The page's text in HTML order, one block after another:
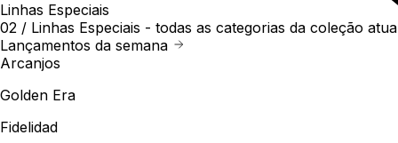
Linhas Especiais
02 / Linhas Especiais - todas as categorias da coleção
Lançamentos da semana
Arcanjos
Golden Era
Fidelidad